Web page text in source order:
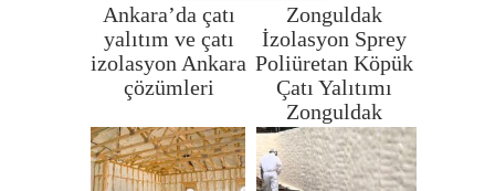
Ankara’da çatı
yalıtım ve çatı
izolasyon Ankara
çözümleri
Zonguldak
İzolasyon Sprey
Poliüretan Köpük
Çatı Yalıtımı
Zonguldak